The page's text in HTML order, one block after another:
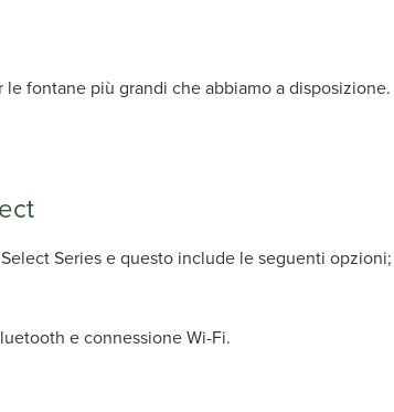
le fontane più grandi che abbiamo a disposizione.
Series e questo include le seguenti opzioni;
e connessione Wi-Fi.